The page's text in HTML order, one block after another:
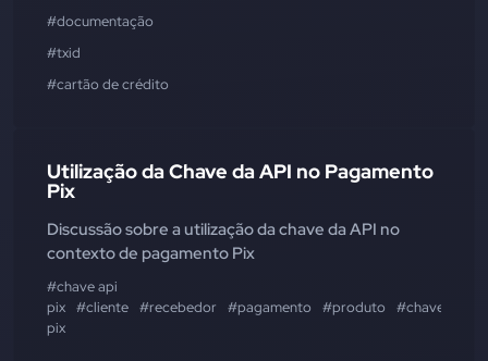
#documentação
#txid
#cartão de crédito
Utilização da Chave da API no Pagamento
Pix
Discussão sobre a utilização da chave da API no
contexto de pagamento Pix
#chave api
pix #cliente #recebedor #pagamento #produto
#chave
pix